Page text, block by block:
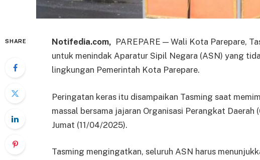
SHARE Notifedia.com, PAREPARE — Wali Kota Parepare,
untuk menindak Aparatur Sipil Negara (ASN) yang
lingkungan Pemerintah Kota Parepare.
Peringatan keras itu disampaikan Tasming saat
massal bersama jajaran Organisasi Perangkat Daerah
Jumat (11/04/2025).
Tasming mengingatkan, seluruh ASN harus